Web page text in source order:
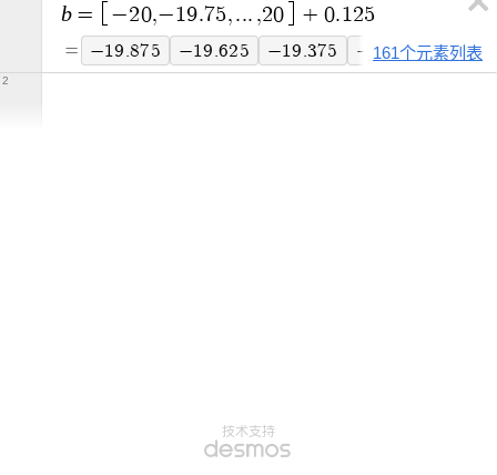
b = −20,−19.75, ... ,20 + 0.125
= −19.875 −19.625 −19.375 − 19.125 −18.
161个元素列表
2
技术支持